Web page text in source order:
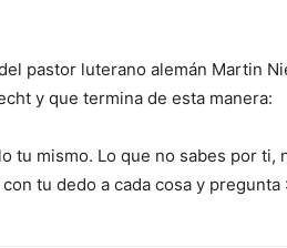
pastor luterano alemán Martin
y que termina de esta manera:
tu mismo. Lo que no sabes por ti,
tu dedo a cada cosa y pregunta